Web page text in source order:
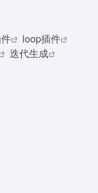
loop插件
迭代生成